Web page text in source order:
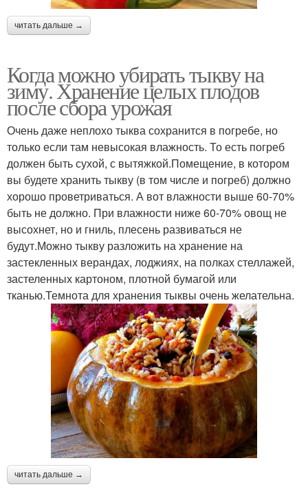
читать дальше →
Когда можно убирать тыкву на
зиму. Хранение целых плодов
после сбора урожая
Очень даже неплохо тыква сохранится в погребе, но
только если там невысокая влажность. То есть погреб
должен быть сухой, с вытяжкой.Помещение, в котором
вы будете хранить тыкву (в том числе и погреб) должно
хорошо проветриваться. А вот влажности выше 60-70%
быть не должно. При влажности ниже 60-70% овощ не
высохнет, но и гниль, плесень развиваться не
будут.Можно тыкву разложить на хранение на
застекленных верандах, лоджиях, на полках стеллажей,
застеленных картоном, плотной бумагой или
тканью.Темнота для хранения тыквы очень желательна.
читать дальше →